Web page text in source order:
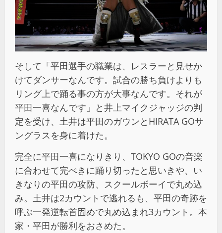
そして「平田選手の職業は、レスラーと見せか
けてダンサーなんです。試合の勝ち負けよりも
リング上で踊る事の方が大事なんです。それが
平田一喜なんです」と井上マイクジャッジの判
定を受け、土井は平田のガウンとHIRATA GOサ
ングラスを身に着けた。
完全に平田一喜になりきり、TOKYO GOの音楽
に合わせて完ぺきに踊り切ったと思いきや、い
きなりの平田の攻防、スクールボーイで丸め込
み。土井は2カウントで逃れるも、平田の奇跡を
呼ぶ一発逆転首固めで丸め込まれ3カウント。本
家・平田が勝利をおさめた。